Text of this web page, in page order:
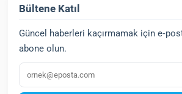
Bültene Katıl
Güncel haberleri kaçırmamak için
abone olun.
E‑posta